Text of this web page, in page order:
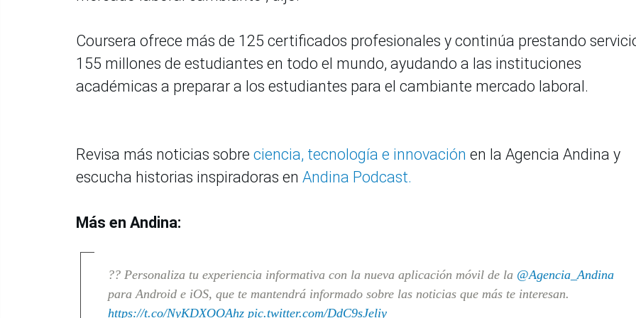
Coursera ofrece más de 125 certificados profesionales y continúa prestando
155 millones de estudiantes en todo el mundo, ayudando a las instituciones
académicas a preparar a los estudiantes para el cambiante mercado laboral.
Revisa más noticias sobre ciencia, tecnología e innovación en la Agencia Andina y
escucha historias inspiradoras en Andina Podcast.
Más en Andina:
?? Personaliza tu experiencia informativa con la nueva aplicación móvil de la @Agencia_Andina
para Android e iOS, que te mantendrá informado sobre las noticias que más te interesan.
https://t.co/NyKDXOOAhz pic.twitter.com/DdC9sJeliy